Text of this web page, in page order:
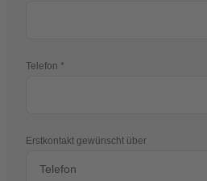
Telefon
Erstkontakt gewünscht über